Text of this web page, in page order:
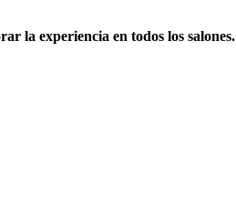
la experiencia en todos los salones.